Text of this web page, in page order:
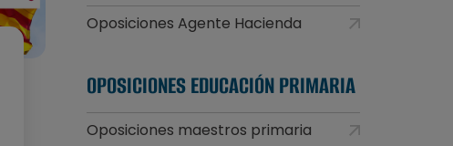
Oposiciones Agente Hacienda
OPOSICIONES EDUCACIÓN PRIMARIA
Oposiciones maestros primaria